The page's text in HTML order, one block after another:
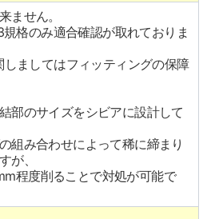
ません。
格のみ適合確認が取れておりま
ましてはフィッティングの保障
部のサイズをシビアに設計して
組み合わせによって稀に締まり
が、
程度削ることで対処が可能で